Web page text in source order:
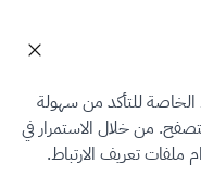
للتأكد من سهولة
من خلال الاستمرار في
تعريف الارتباط.